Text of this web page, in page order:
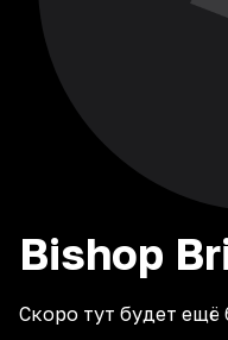
Bishop
Скоро тут будет